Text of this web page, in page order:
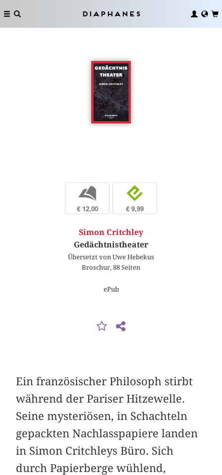
Diaphanes
b
€ 12,00
e
€ 9,99
Simon Critchley
Gedächtnistheater
Übersetzt von Uwe Hebekus
Broschur, 88 Seiten
ePub
Ein französischer Philosoph stirbt
während der Pariser Hitzewelle.
Seine mysteriösen, in Schachteln
gepackten Nachlasspapiere landen
in Simon Critchleys Büro. Sich
durch Papierberge wühlend,